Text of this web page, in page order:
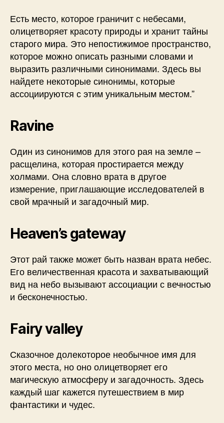
Есть место, которое граничит с небесами,
олицетворяет красоту природы и хранит тайны
старого мира. Это непостижимое пространство,
которое можно описать разными словами и
выразить различными синонимами. Здесь вы
найдете некоторые синонимы, которые
ассоциируются с этим уникальным местом.”
Ravine
Один из синонимов для этого рая на земле –
расщелина, которая простирается между
холмами. Она словно врата в другое
измерение, приглашающие исследователей в
свой мрачный и загадочный мир.
Heaven’s gateway
Этот рай также может быть назван врата небес.
Его величественная красота и захватывающий
вид на небо вызывают ассоциации с вечностью
и бесконечностью.
Fairy valley
Сказочное долекоторое необычное имя для
этого места, но оно олицетворяет его
магическую атмосферу и загадочность. Здесь
каждый шаг кажется путешествием в мир
фантастики и чудес.